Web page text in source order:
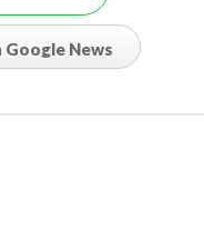
Google News